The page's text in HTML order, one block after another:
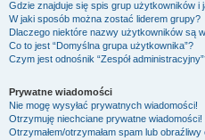
Gdzie znajduje się spis grup użytkowników i
W jaki sposób można zostać liderem grupy?
Dlaczego niektóre nazwy użytkowników są
Co to jest “Domyślna grupa użytkownika”?
Czym jest odnośnik “Zespół
Prywatne wiadomości
Nie mogę wysyłać prywatnych wiadomości!
Otrzymuję niechciane prywatne wiadomości!
Otrzymałem/otrzymałam spam lub